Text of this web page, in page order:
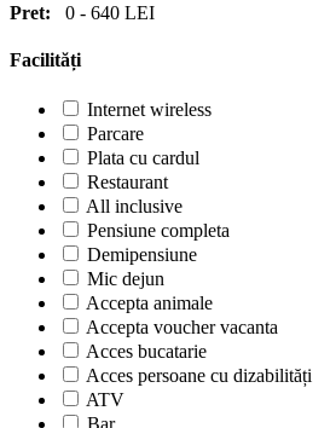
Pret: 0 - 640 LEI
Facilități
Internet wireless
Parcare
Plata cu cardul
Restaurant
All inclusive
Pensiune completa
Demipensiune
Mic dejun
Accepta animale
Accepta voucher vacanta
Acces bucatarie
Acces persoane cu dizabilități
ATV